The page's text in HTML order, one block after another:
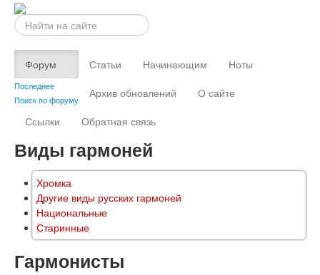
Искать...
Форум
Последнее
Поиск по форуму
Статьи Начинающим
Ноты
Архив обновлений
О сайте
Ссылки
Обратная связь
Виды гармоней
Хромка
Другие виды русских гармоней
Национальные
Старинные
Гармонисты